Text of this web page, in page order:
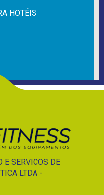
HOTÉIS
E SERVICOS DE
LTDA -